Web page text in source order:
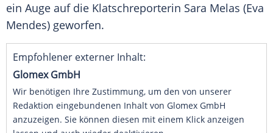
ein Auge auf die Klatschreporterin Sara Melas (Eva
Mendes) geworfen.
Empfohlener externer Inhalt:
Glomex GmbH
Wir benötigen Ihre Zustimmung, um den von unserer
Redaktion eingebundenen Inhalt von Glomex GmbH
anzuzeigen. Sie können diesen mit einem Klick anzeigen